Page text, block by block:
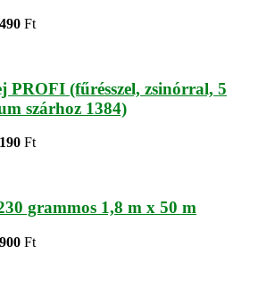
Ft
PROFI (fűrésszel, zsinórral, 5
szárhoz 1384)
Ft
grammos 1,8 m x 50 m
Ft